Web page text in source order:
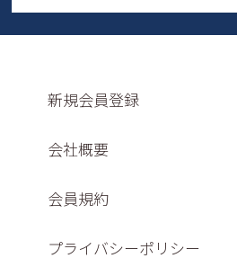
新規会員登録
会社概要
会員規約
プライバシーポリシー